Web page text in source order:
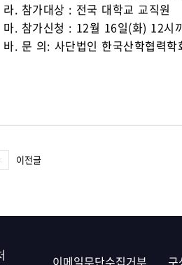
라. 참가대상 : 전국 대학교 교직원
마. 참가신청 : 12월 16일(화) 12
바. 문 의: 사단법인 한국산학협력
이전글
이메일무단수집거부 구